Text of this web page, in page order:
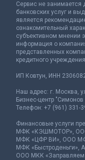
Сервис не занимается
банковских услуг и
является
ознакомительный
субъективном мнении
информация о
представленных
кредитного учреждения
ИП Ковтун, ИНН
Наш адрес: г. Москва,
Бизнес-центр "Симонов
Телефон: +7 (961) 331-
Финансовые услуги
МФК «КЭШМОТОР»,
МФК «ЦФР ВИ», ООО
МФК
ООО МКК